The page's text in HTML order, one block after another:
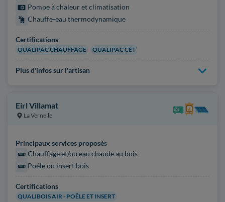
Pompe à chaleur et climatisation
Chauffe-eau thermodynamique
Certifications
QUALIPAC CHAUFFAGE QUALIPAC CET
Plus d'infos sur l'artisan
Eirl Villamat
La Vernelle
Principaux services proposés
Chauffage et/ou eau chaude au bois
Poêle ou insert bois
Certifications
QUALIBOIS AIR - POÊLE ET INSERT